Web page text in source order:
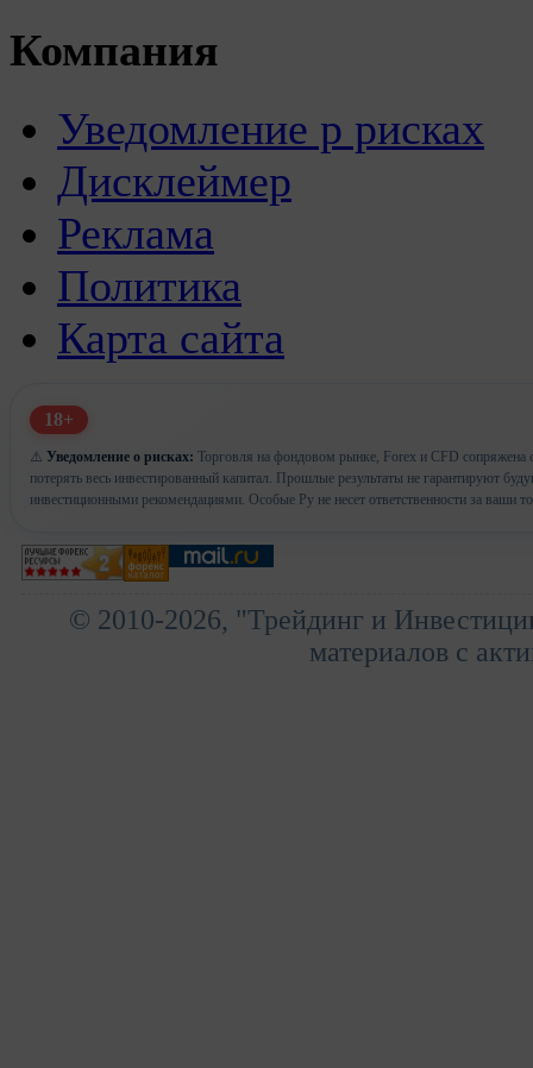
Компания
Уведомление р рисках
Дисклеймер
Реклама
Политика
Карта сайта
18+
⚠️ Уведомление о рисках: Торговля на фондовом рынке, Forex и CFD сопряжена
потерять весь инвестированный капитал. Прошлые результаты не гарантируют
инвестиционными рекомендациями. Особые Ру не несет ответственности за ваши
© 2010-2026, "Трейдинг и
материалов с